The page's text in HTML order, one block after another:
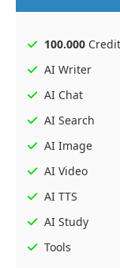
100.000 Credit
AI Writer
AI Chat
AI Search
AI Image
AI Video
AI TTS
AI Study
Tools